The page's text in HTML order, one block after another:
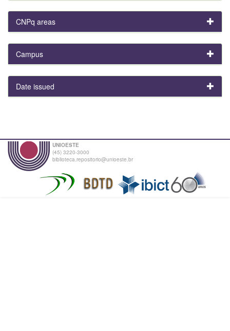
CNPq areas
Campus
Date issued
UNIOESTE
(45) 3220-3000
biblioteca.repositorio@unioeste.br